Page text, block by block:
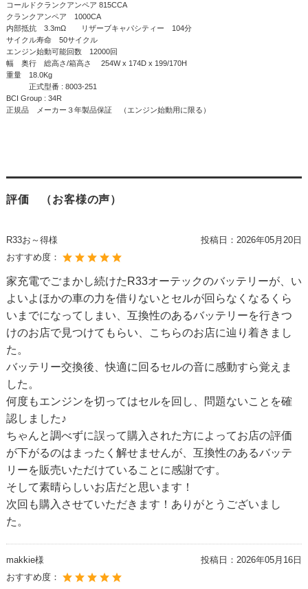
コールドクランクアンペア 815CCA
クランクアンペア 1000CA
内部抵抗 3.3mΩ リザーブキャパシティー 104分
サイクル寿命 50サイクル
エンジン始動可能回数 12000回
幅 奥行 総高さ/箱高さ 254W x 174D x 199/170H
重量 18.0Kg
正式型番 : 8003-251
BCI Group : 34R
正規品 メーカー３年製品保証 （エンジン始動用に限る）
評価 （お客様の声）
R33お～得様 投稿日： 2026年05月20日
おすすめ度：
家充電でごまかし続けたR33オーテックのバッテリーが、い
よいよほかの車の力を借りないとセルが回らなくなるくら
いまでになってしまい、互換性のあるバッテリーを行きつ
けのお店で見つけてもらい、こちらのお店に辿り着きまし
た。
バッテリー交換後、快適に回るセルの音に感動すら覚えま
した。
何度もエンジンを切ってはセルを回し、問題ないことを確
認しました♪
ちゃんと調べずに誤って購入された方によってお店の評価
が下がるのはまったく解せませんが、互換性のあるバッテ
リーを販売いただけていることに感謝です。
そして素晴らしいお店だと思います！
次回も購入させていただきます！ありがとうございまし
た。
makkie様 投稿日： 2026年05月16日
おすすめ度：